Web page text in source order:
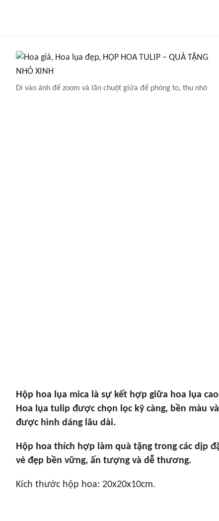
Di vào ảnh để zoom và lăn chuột giữa để phóng to, thu nhỏ
Hộp hoa lụa mica là sự kết hợp giữa hoa lụa
Hoa lụa tulip được chọn lọc kỹ càng, bền màu
được hình dáng lâu dài.
Hộp hoa thích hợp làm quà tặng trong các dịp
vẻ đẹp bền vững, ấn tượng và dễ thương.
Kích thước hộp hoa: 20x20x10cm.